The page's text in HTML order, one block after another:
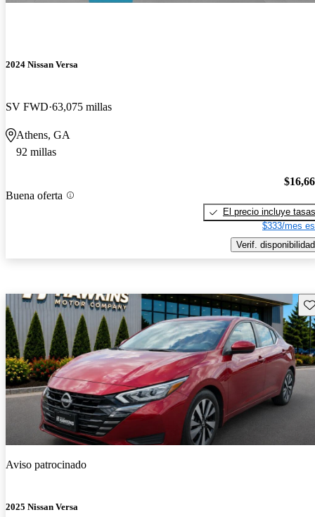
2024 Nissan Versa
SV FWD 63,075 millas
Athens, GA
92 millas
Buena oferta
El precio incluye tasas
$333/mes
Verif. disponibilidad
Aviso patrocinado
2025 Nissan Versa